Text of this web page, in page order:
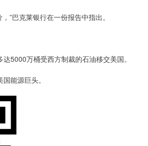
巴克莱银行在一份报告中指出。
5000万桶受西方制裁的石油移交美国。
能源巨头。